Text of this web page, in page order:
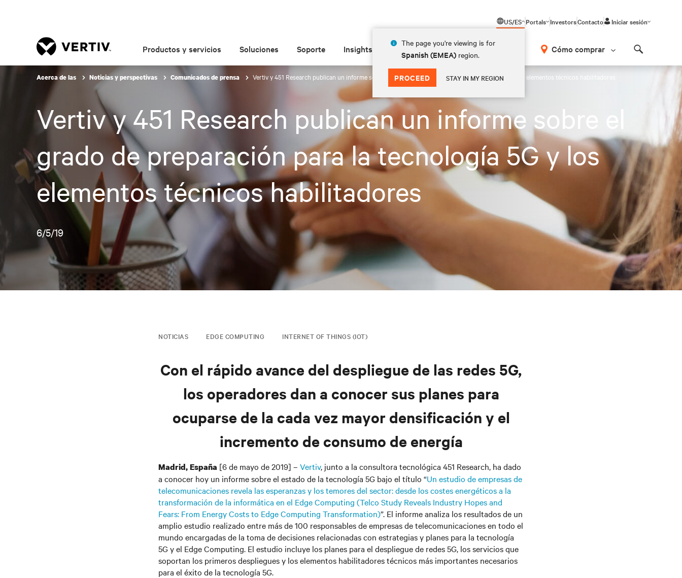
US/ES
The page you're viewing is for
Spanish (EMEA) region.
PROCEED STAY IN MY REGION
Portals InvestorsContacto Iniciar sesión
Productos y servicios Soluciones Soporte Insights Acerca de las Cómo comprar
Acerca de las Noticias y perspectivas Comunicados de prensa Vertiv y 451 Research publican un informe sobre el grado de preparación para la tecnología 5G y los elementos técnicos habilitadores
Vertiv y 451 Research publican un informe sobre el
grado de preparación para la tecnología 5G y los
elementos técnicos habilitadores
6/5/19
NOTICIAS EDGE COMPUTING INTERNET OF THINGS (IOT)
Con el rápido avance del despliegue de las redes 5G,
los operadores dan a conocer sus planes para
ocuparse de la cada vez mayor densificación y el
incremento de consumo de energía
Madrid, España [6 de mayo de 2019] – Vertiv, junto a la consultora tecnológica 451 Research, ha dado
a conocer hoy un informe sobre el estado de la tecnología 5G bajo el título “Un estudio de empresas de
telecomunicaciones revela las esperanzas y los temores del sector: desde los costes energéticos a la
transformación de la informática en el Edge Computing (Telco Study Reveals Industry Hopes and
Fears: From Energy Costs to Edge Computing Transformation)”. El informe analiza los resultados de un
amplio estudio realizado entre más de 100 responsables de empresas de telecomunicaciones en todo el
mundo encargadas de la toma de decisiones relacionadas con estrategias y planes para la tecnología
5G y el Edge Computing. El estudio incluye los planes para el despliegue de redes 5G, los servicios que
soportan los primeros despliegues y los elementos habilitadores técnicos más importantes necesarios
para el éxito de la tecnología 5G.